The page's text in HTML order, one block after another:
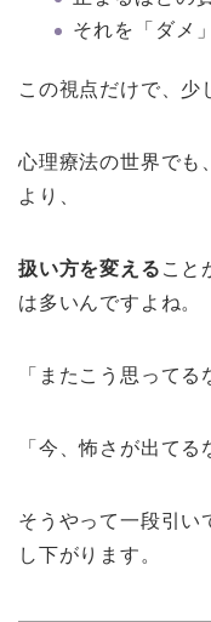
それを「ダメ
この視点だけで、少
心理療法の世界でも
より、
扱い方を変える こと
は多いんですよね。
「またこう思ってる
「今、怖さが出てる
そうやって一段引い
し下がります。